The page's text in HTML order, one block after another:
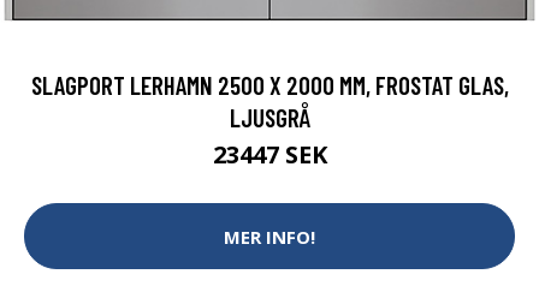
SLAGPORT LERHAMN 2500 X 2000 MM, FROSTAT GLAS,
LJUSGRÅ
23447 SEK
MER INFO!